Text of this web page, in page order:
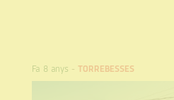
Fa 8 anys - TORREBESSES